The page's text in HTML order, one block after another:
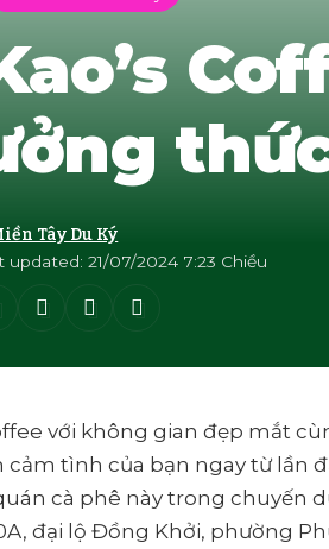
updated: 21/07/2024 7:23 Chiều
Tây Du Ký
với không gian đẹp mắt
tình của bạn ngay từ lần
cà phê này trong chuyến
đại lộ Đồng Khởi, phường